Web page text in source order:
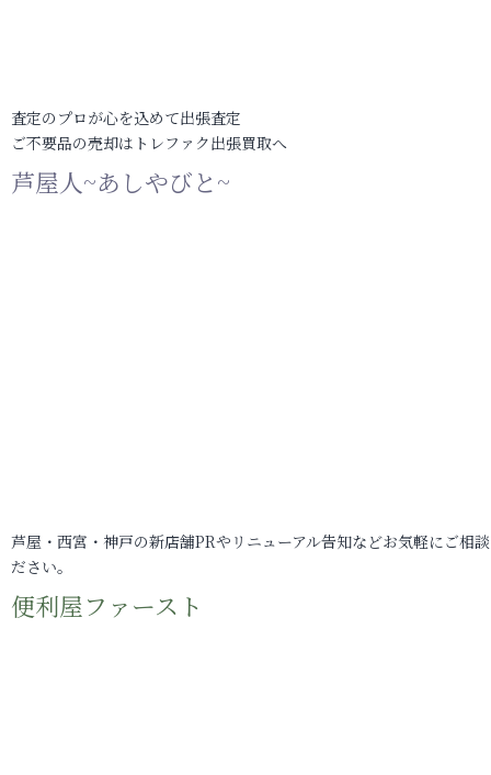
査定のプロが心を込めて出張査定
ご不要品の売却はトレファク出張買取へ
芦屋人~あしやびと~
芦屋・西宮・神戸の新店舗PRやリニューアル告知などお気軽にご相
ださい。
便利屋ファースト